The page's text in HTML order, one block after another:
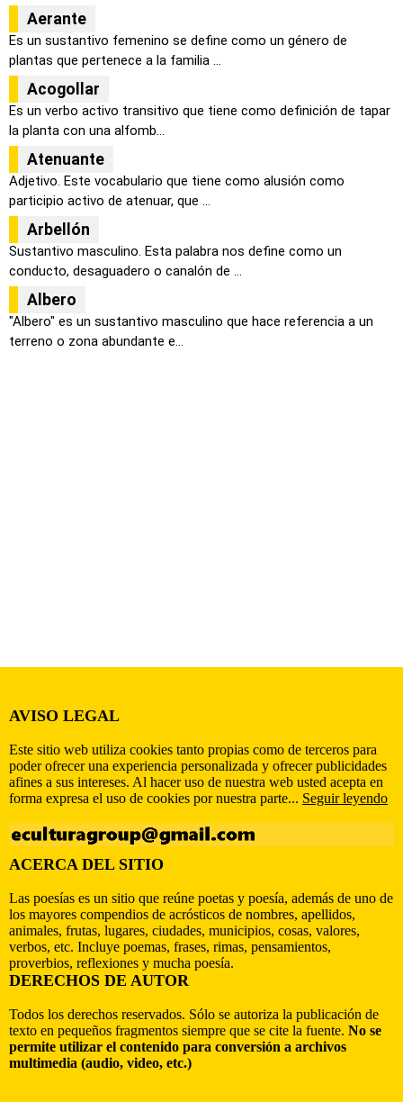
Aerante
Es un sustantivo femenino se define como un género de
plantas que pertenece a la familia ...
Acogollar
Es un verbo activo transitivo que tiene como definición de tapar
la planta con una alfomb...
Atenuante
Adjetivo. Este vocabulario que tiene como alusión como
participio activo de atenuar, que ...
Arbellón
Sustantivo masculino. Esta palabra nos define como un
conducto, desaguadero o canalón de ...
Albero
"Albero" es un sustantivo masculino que hace referencia a un
terreno o zona abundante e...
AVISO LEGAL
Este sitio web utiliza cookies tanto propias como de terceros para
poder ofrecer una experiencia personalizada y ofrecer publicidades
afines a sus intereses. Al hacer uso de nuestra web usted acepta en
forma expresa el uso de cookies por nuestra parte... Seguir leyendo
ACERCA DEL SITIO
Las poesías es un sitio que reúne poetas y poesía, además de uno de
los mayores compendios de acrósticos de nombres, apellidos,
animales, frutas, lugares, ciudades, municipios, cosas, valores,
verbos, etc. Incluye poemas, frases, rimas, pensamientos,
proverbios, reflexiones y mucha poesía.
DERECHOS DE AUTOR
Todos los derechos reservados. Sólo se autoriza la publicación de
texto en pequeños fragmentos siempre que se cite la fuente. No se
permite utilizar el contenido para conversión a archivos
multimedia (audio, video, etc.)